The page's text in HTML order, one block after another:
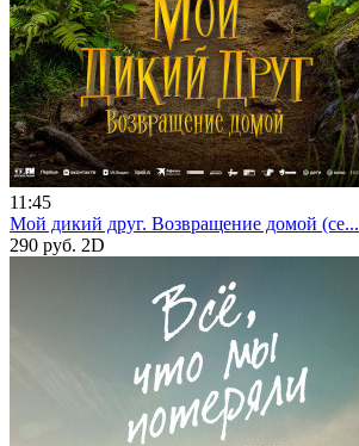
11:45
Мой дикий друг. Возвращение домой (се...
290 руб. 2D